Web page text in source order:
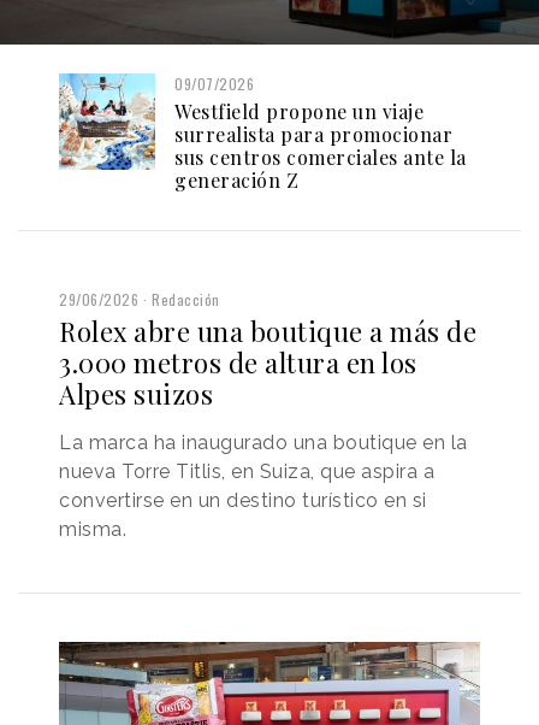
09/07/2026
Westfield propone un viaje
surrealista para promocionar
sus centros comerciales ante la
generación Z
29/06/2026 Redacción
Rolex abre una boutique a más de
3.000 metros de altura en los
Alpes suizos
La marca ha inaugurado una boutique en la
nueva Torre Titlis, en Suiza, que aspira a
convertirse en un destino turístico en si
misma.